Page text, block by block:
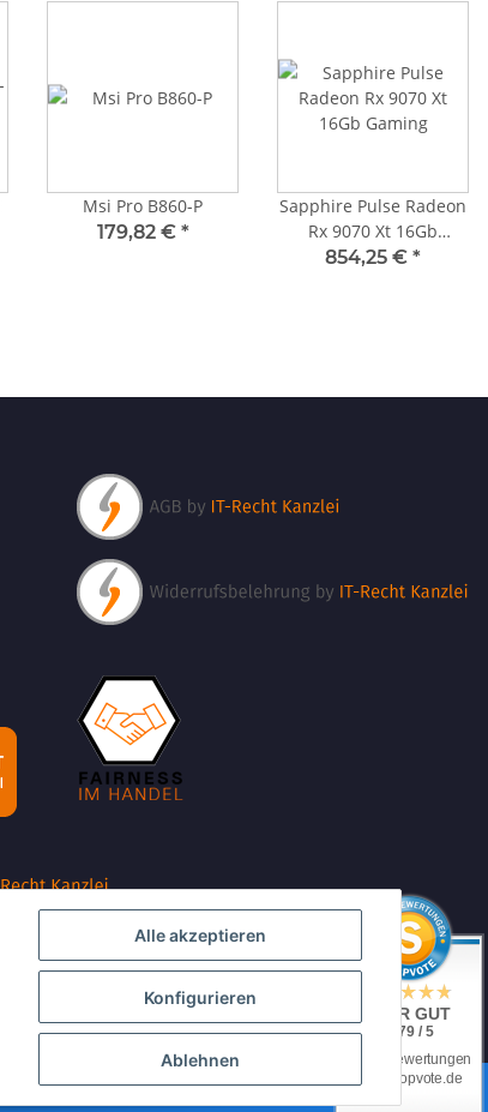
Alle akzeptieren
Konfigurieren
Ablehnen
Msi Pro B860-P
179,82 € *
Sapphire Pulse Radeon
Rx 9070 Xt 16Gb
Gaming
854,25 € *
SEHR GUT
4.79 / 5
aus 2 Bewertungen
bei: shopvote.de